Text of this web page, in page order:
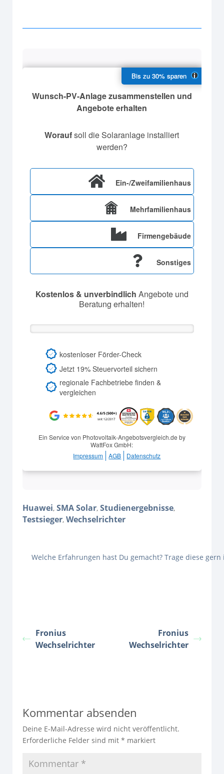
Wunsch-PV-Anlage zusammenstellen und
Angebote erhalten
Woraufsoll die Solaranlage installiert
werden?
Ein-/Zweifamilienhaus
Mehrfamilienhaus
Firmengebäude
Sonstiges
Kostenlos & unverbindlich Angebote und
Beratung erhalten!
kostenloser Förder-Check
Jetzt 19% Steuervorteil sichern
regionale Fachbetriebe finden &
vergleichen
Ein Service von Photovoltaik-Angebotsvergleich.de by
WattFox GmbH:
Impressum
AGB Datenschutz
Huawei, SMA Solar, Studienergebnisse,
Testsieger, Wechselrichter
Welche Erfahrungen hast Du gemacht? Trage diese
Fronius
Wechselrichter
Fronius
Wechselrichter
Kommentar absenden
Deine E-Mail-Adresse wird nicht veröffentlicht.
Erforderliche Felder sind mit * markiert